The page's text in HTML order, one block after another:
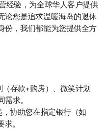
经验，为全球华人客户提供
论您是追求温暖海岛的退休
份，我们都能为您提供全方
存款+购房）、微笑计划
需求。
，协助您在指定银行（如
求。